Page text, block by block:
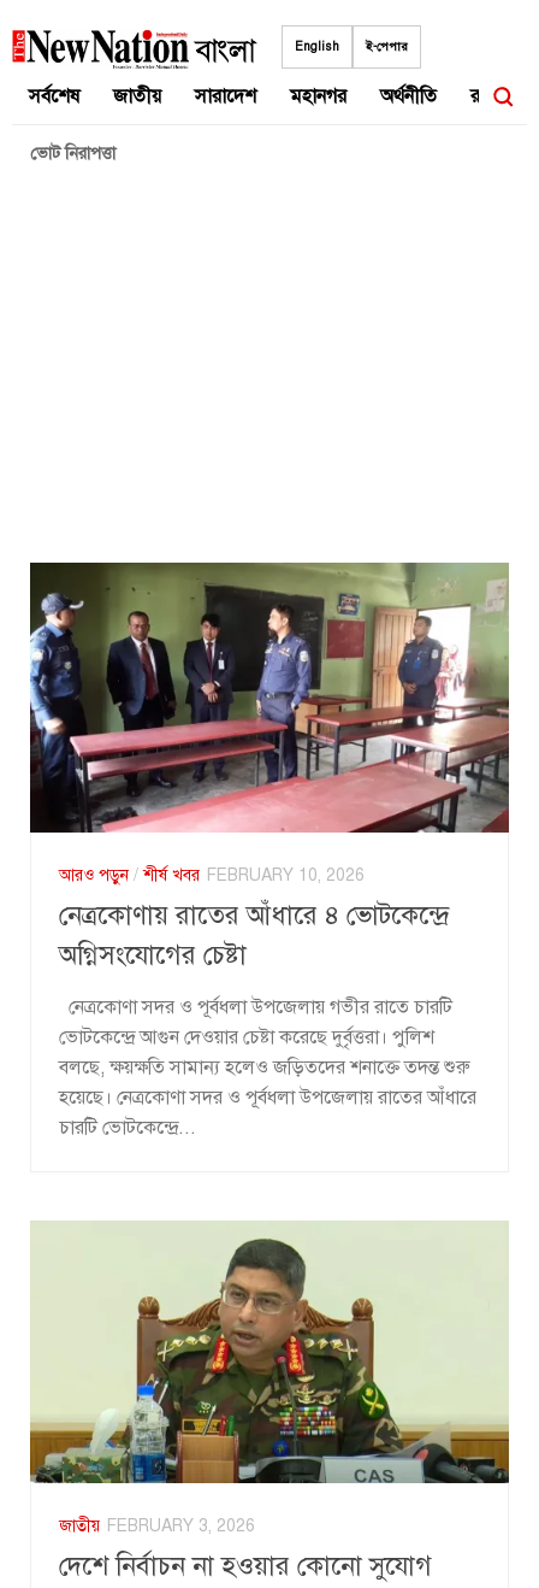
to
English ই-পেপার
সর্বশেষ জাতীয় সারাদেশ মহানগর অর্থনীতি রাজনীতি
ভোট নিরাপত্তা
আরও পড়ুন/শীর্ষ খবর FEBRUARY 10, 2026
নেত্রকোণায় রাতের আঁধারে ৪ ভোটকেন্দ্রে
অগ্নিসংযোগের চেষ্টা
নেত্রকোণা সদর ও পূর্বধলা উপজেলায় গভীর রাতে চারটি
ভোটকেন্দ্রে আগুন দেওয়ার চেষ্টা করেছে দুর্বৃত্তরা। পুলিশ
বলছে, ক্ষয়ক্ষতি সামান্য হলেও জড়িতদের শনাক্তে তদন্ত শুরু
হয়েছে। নেত্রকোণা সদর ও পূর্বধলা উপজেলায় রাতের আঁধারে
চারটি ভোটকেন্দ্রে...
জাতীয় FEBRUARY 3, 2026
দেশে নির্বাচন না হওয়ার কোনো সুযোগ